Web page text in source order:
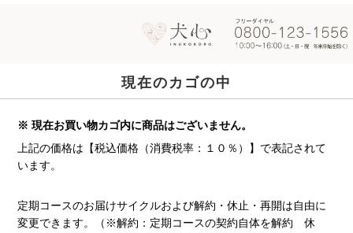
現在のカゴの中
※ 現在お買い物カゴ内に商品はございません。
上記の価格は【税込価格（消費税率：１０％）】で表記されて
います。
定期コースのお届けサイクルおよび解約・休止・再開は自由に
変更できます。（※解約：定期コースの契約自体を解約 休